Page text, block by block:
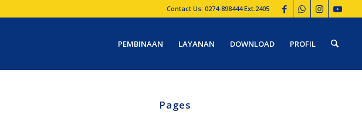
Contact Us: 0274-898444 Ext.2405
PEMBINAAN LAYANAN DOWNLOAD PROFIL
Pages